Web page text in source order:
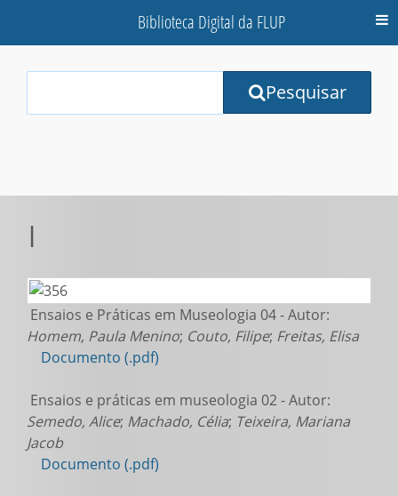
Biblioteca Digital da FLUP
Terms:
Pesquisar
|
Ensaios e Práticas em Museologia 04 - Autor:
Homem, Paula Menino; Couto, Filipe; Freitas, Elisa
Documento (.pdf)
Ensaios e práticas em museologia 02 - Autor:
Semedo, Alice; Machado, Célia; Teixeira, Mariana
Jacob
Documento (.pdf)